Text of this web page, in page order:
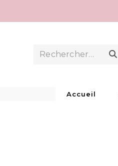
Rechercher…
Accueil